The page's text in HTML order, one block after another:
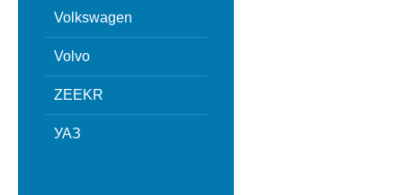
Volkswagen
Volvo
ZEEKR
УАЗ